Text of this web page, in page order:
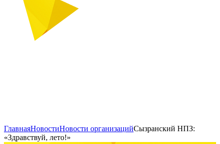
ГлавнаяНовостиНовости организацийСызранский НПЗ:
«Здравствуй, лето!»